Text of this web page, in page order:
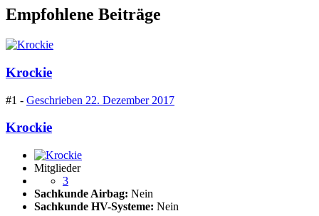
Empfohlene Beiträge
Krockie
#1 - Geschrieben 22. Dezember 2017
Krockie
Mitglieder
3
Sachkunde Airbag: Nein
Sachkunde HV-Systeme: Nein